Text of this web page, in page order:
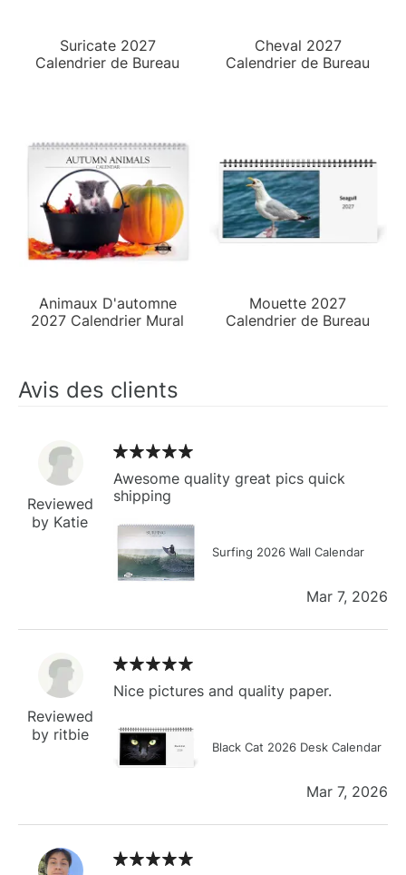
Suricate 2027
Calendrier de Bureau
Cheval 2027
Calendrier de Bureau
Animaux D'automne
2027 Calendrier Mural
Mouette 2027
Calendrier de Bureau
Avis des clients
Reviewed
by Katie
Awesome quality great pics quick
shipping
Surfing 2026 Wall Calendar
Mar 7, 2026
Reviewed
by ritbie
Nice pictures and quality paper.
Black Cat 2026 Desk Calendar
Mar 7, 2026